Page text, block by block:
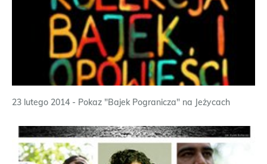
23 lutego 2014 - Pokaz "Bajek Pogranicza" na Jeżycach